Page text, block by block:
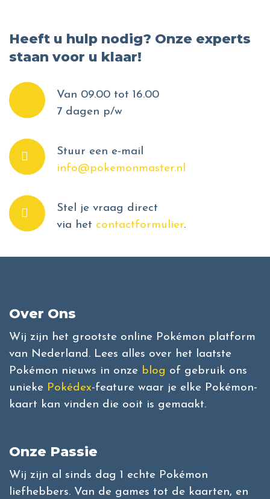
Heeft u hulp nodig? Onze experts
staan voor u klaar!
Van 09.00 tot 16.00
7 dagen p/w
Stuur een e-mail
info@pokemonmaster.nl
Stel je vraag direct
via het contactformulier.
Over Ons
Wij zijn het grootste online Pokémon platform
van Nederland. Lees alles over het laatste
Pokémon nieuws in onze blog of gebruik ons
unieke Pokédex-feature waar je elke Pokémon-
kaart kan vinden die ooit is gemaakt.
Onze Passie
Wij zijn al sinds dag 1 echte Pokémon
liefhebbers. Van de games tot de kaarten, en